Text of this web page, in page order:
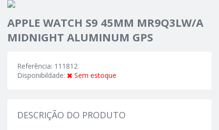
APPLE WATCH S9 45MM MR9Q3LW/A
MIDNIGHT ALUMINUM GPS
Referência: 111812
Disponibildade:
Sem estoque
DESCRIÇÃO DO PRODUTO